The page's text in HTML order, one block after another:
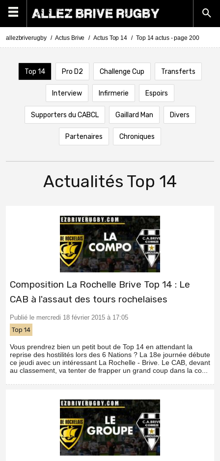
allezbriverugby Actus Brive Actus Top 14 Top 14 actus - page 200
Top 14 Pro D2 Challenge Cup Transferts
Interview Infirmerie Espoirs
Supporters du CABCL Gaillard Man Divers
Partenaires Chroniques
Actualités Top 14
Composition La Rochelle Brive Top 14 : Le
CAB à l'assaut des tours rochelaises
Publié le mercredi 18 février 2015 à 17:05
Top 14
Vous prendrez bien un petit bout de Top 14 en attendant la
reprise des hostilités lors des 6 Nations ? La 18e journée débute
ce jeudi avec un intéressant La Rochelle - Brive. Le CAB, devant
au classement, va tenter de frapper un grand coup dans la co...